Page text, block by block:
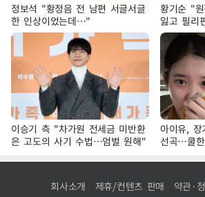
정보석 "황정음 전 남편 서글서글
한 인상이었는데…"
황기순 "
잃고 필리
이승기 측 "차가원 전세금 미반환
은 고도의 사기 수법…엄벌 원해"
아이유,
선곡…쿨
회사소개 제휴/컨텐츠 판매 약관·